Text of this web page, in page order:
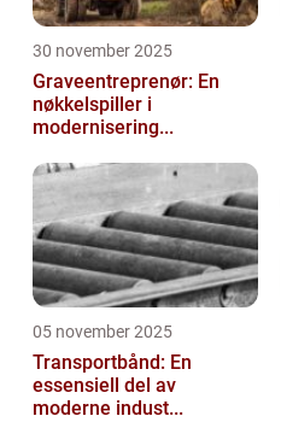
30 november 2025
Graveentreprenør: En
nøkkelspiller i
modernisering...
05 november 2025
Transportbånd: En
essensiell del av
moderne indust...